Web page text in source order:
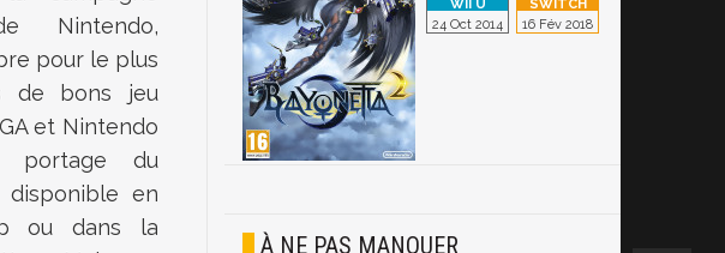
Nintendo,
pour le plus
de bons jeu
et Nintendo
portage du
en
ou dans la
24 Oct 2014 16 Fév 2018
À NE PAS MANQUER